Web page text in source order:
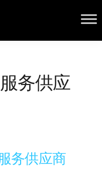
务供应
务供应商